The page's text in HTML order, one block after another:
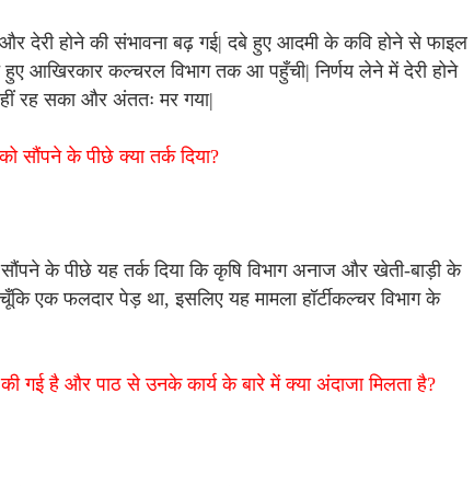
देरी होने की संभावना बढ़ गई| दबे हुए आदमी के कवि होने से फाइल
हुए आखिरकार कल्चरल विभाग तक आ पहुँची| निर्णय लेने में देरी होने
रह सका और अंततः मर गया|
सौंपने के पीछे क्या तर्क दिया?
सौंपने के पीछे यह तर्क दिया कि कृषि विभाग अनाज और खेती-बाड़ी के
एक फलदार पेड़ था, इसलिए यह मामला हॉर्टीकल्चर विभाग के
गई है और पाठ से उनके कार्य के बारे में क्या अंदाजा मिलता है?